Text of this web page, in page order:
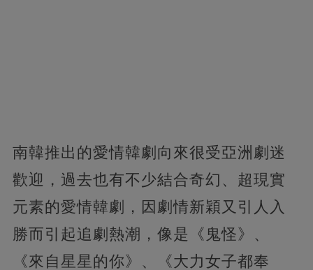
南韓推出的愛情韓劇向來很受亞洲劇迷
歡迎，過去也有不少結合奇幻、超現實
元素的愛情韓劇，因劇情新穎又引人入
勝而引起追劇熱潮，像是《鬼怪》、
《來自星星的你》、《大力女子都奉